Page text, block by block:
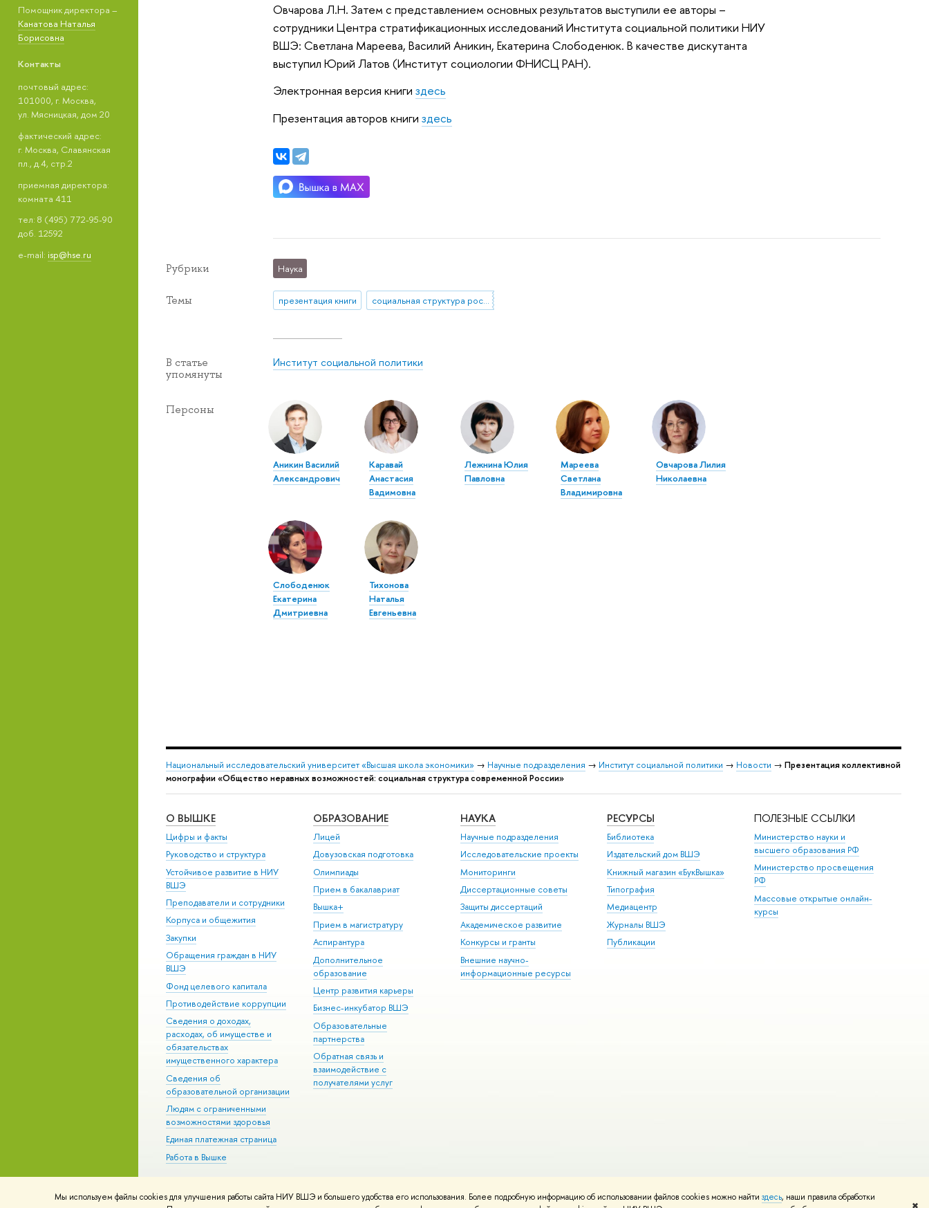
Мы используем файлы cookies для улучшения работы сайта НИУ ВШЭ и большего удобства его использования. Более подробную информацию об использовании файлов cookies можно найти здесь, наши правила обработки
Помощник директора –
Канатова Наталья
Борисовна
Контакты
почтовый адрес:
101000, г. Москва,
ул. Мясницкая, дом 20
фактический адрес:
г. Москва, Славянская
пл., д.4, стр.2
приемная директора:
комната 411
тел: 8 (495) 772-95-90
доб. 12592
e-mail: isp@hse.ru
Овчарова Л.Н. Затем с представлением основных результатов выступили ее авторы –
сотрудники Центра стратификационных исследований Института социальной политики НИУ
ВШЭ: Светлана Мареева, Василий Аникин, Екатерина Слободенюк. В качестве дискутанта
выступил Юрий Латов (Институт социологии ФНИСЦ РАН).
Электронная версия книгиздесь
Презентация авторов книгиздесь
Рубрики Наука
Темы презентация книги социальная структура российского общества
В статье
упомянуты
Институт социальной политики
Персоны
Аникин Василий
Александрович
Каравай
Анастасия
Вадимовна
Лежнина Юлия
Павловна
Мареева
Светлана
Владимировна
Овчарова Лилия
Николаевна
Слободенюк
Екатерина
Дмитриевна
Тихонова
Наталья
Евгеньевна
Национальный исследовательский университет «Высшая школа экономики» → Научные подразделения → Институт социальной политики → Новости → Презентация коллективной
монографии «Общество неравных возможностей: социальная структура современной России»
О ВЫШКЕ
Цифры и факты
Руководство и структура
Устойчивое развитие в НИУ
ВШЭ
Преподаватели и сотрудники
Корпуса и общежития
Закупки
Обращения граждан в НИУ
ВШЭ
Фонд целевого капитала
Противодействие коррупции
Сведения о доходах,
расходах, об имуществе и
обязательствах
имущественного характера
Сведения об
образовательной организации
Людям с ограниченными
возможностями здоровья
Единая платежная страница
Работа в Вышке
ОБРАЗОВАНИЕ
Лицей
Довузовская подготовка
Олимпиады
Прием в бакалавриат
Вышка+
Прием в магистратуру
Аспирантура
Дополнительное
образование
Центр развития карьеры
Бизнес-инкубатор ВШЭ
Образовательные
партнерства
Обратная связь и
взаимодействие с
получателями услуг
НАУКА
Научные подразделения
Исследовательские проекты
Мониторинги
Диссертационные советы
Защиты диссертаций
Академическое развитие
Конкурсы и гранты
Внешние научно-
информационные ресурсы
РЕСУРСЫ
Библиотека
Издательский дом ВШЭ
Книжный магазин «БукВышка»
Типография
Медиацентр
Журналы ВШЭ
Публикации
ПОЛЕЗНЫЕ ССЫЛКИ
Министерство науки и
высшего образования РФ
Министерство просвещения
РФ
Массовые открытые онлайн-
курсы
Редактору
© НИУ ВШЭ 1993–2026 Адреса и контакты Условия использования материалов Политика конфиденциальности Карта сайта